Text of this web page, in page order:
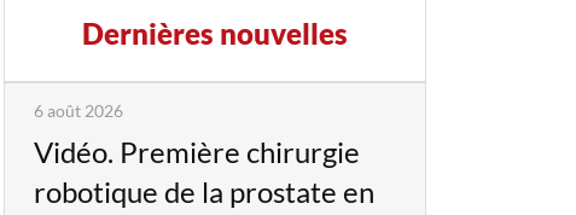
Dernières nouvelles
6 août 2026
Vidéo. Première chirurgie
robotique de la prostate en